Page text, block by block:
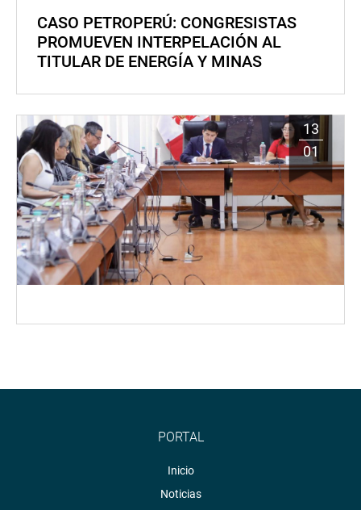
CASO PETROPERÚ: CONGRESISTAS
PROMUEVEN INTERPELACIÓN AL
TITULAR DE ENERGÍA Y MINAS
13
01
PORTAL
Inicio
Noticias